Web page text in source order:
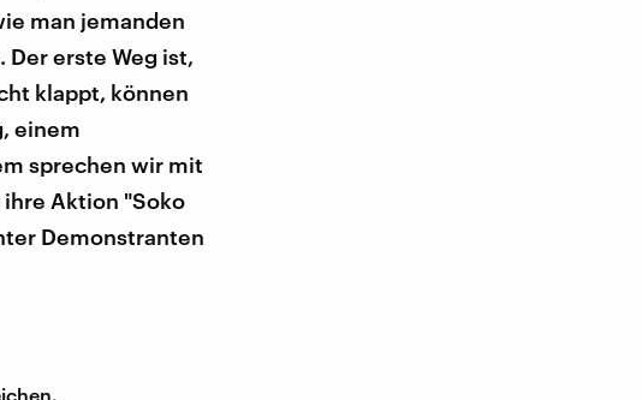
man jemanden
erste Weg ist,
klappt, können
einem
sprechen wir mit
Aktion "Soko
Demonstranten